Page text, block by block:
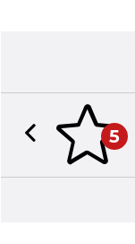
5
Previous slide